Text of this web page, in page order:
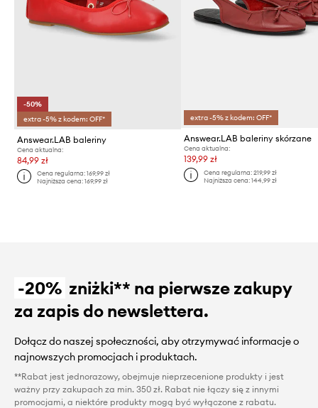
-50%
extra -5% z kodem: OFF*
Answear.LAB baleriny
Cena aktualna:
84,99 zł
Cena regularna:169,99 zł
Najniższa cena:169,99 zł
extra -5% z kodem: OFF*
Answear.LAB baleriny skórzane
Cena aktualna:
139,99 zł
Cena regularna: 219,99 zł
Najniższa cena: 144,99 zł
-20% zniżki** na pierwsze zakupy
za zapis do newslettera.
Dołącz do naszej społeczności, aby otrzymywać informacje o
najnowszych promocjach i produktach.
**Rabat jest jednorazowy, obejmuje nieprzecenione produkty i jest
ważny przy zakupach za min. 350 zł. Rabat nie łączy się z innymi
promocjami, a niektóre produkty mogą być wyłączone z rabatu.